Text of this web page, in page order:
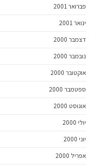
פברואר 2001
ינואר 2001
דצמבר 2000
נובמבר 2000
אוקטובר 2000
ספטמבר 2000
אוגוסט 2000
יולי 2000
יוני 2000
אפריל 2000